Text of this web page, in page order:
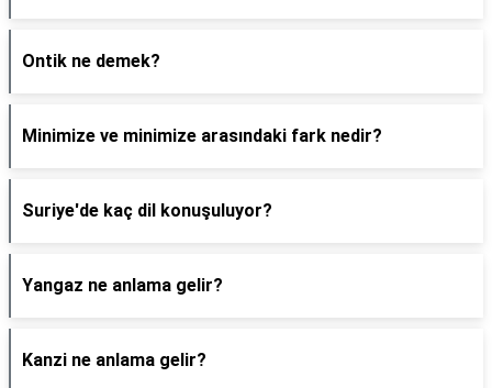
Ontik ne demek?
Minimize ve minimize arasındaki fark nedir?
Suriye'de kaç dil konuşuluyor?
Yangaz ne anlama gelir?
Kanzi ne anlama gelir?